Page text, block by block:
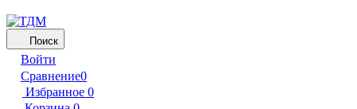
Поиск
Войти
Сравнение0
Избранное 0